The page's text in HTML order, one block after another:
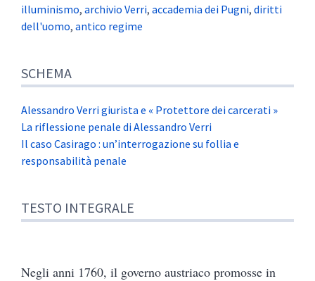
illuminismo, archivio Verri, accademia dei Pugni, diritti
dell'uomo, antico regime
SCHEMA
Alessandro Verri giurista e « Protettore dei carcerati »
La riflessione penale di Alessandro Verri
Il caso Casirago : un’interrogazione su follia e
responsabilità penale
TESTO INTEGRALE
Negli anni 1760, il governo austriaco promosse in